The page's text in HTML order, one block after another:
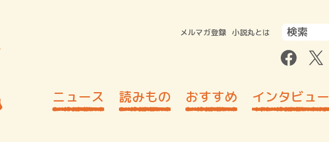
メルマガ登録 小説丸とは
ニュース 読みもの おすすめ インタビュー